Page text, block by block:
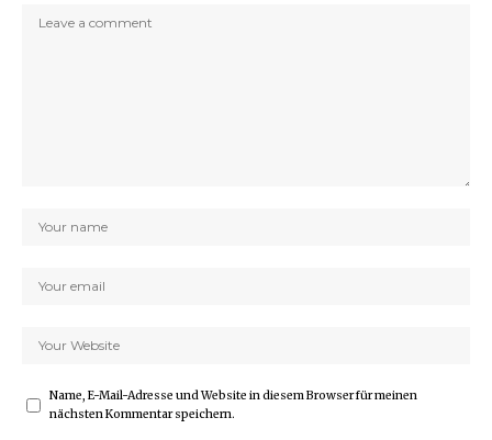
Name, E-Mail-Adresse und Website in diesem Browser für meinen
nächsten Kommentar speichern.